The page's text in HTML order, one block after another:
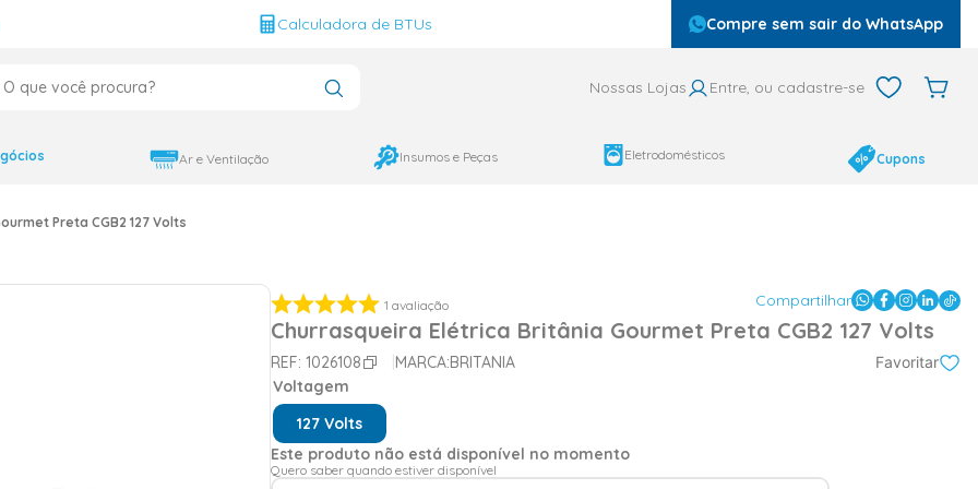
Calculadora de BTUs Compre sem sair do WhatsApp
Nossas Lojas Entre, ou cadastre-se
Ar e Ventilação Insumos e Peças Eletrodomésticos Cupons
Preta CGB2 127 Volts
1 avaliação Compartilhar
Churrasqueira Elétrica Britânia Gourmet Preta CGB2 127 Volts
REF: 1026108 MARCA:BRITANIA Favoritar
Voltagem
127 Volts
Este produto não está disponível no momento
Quero saber quando estiver disponível